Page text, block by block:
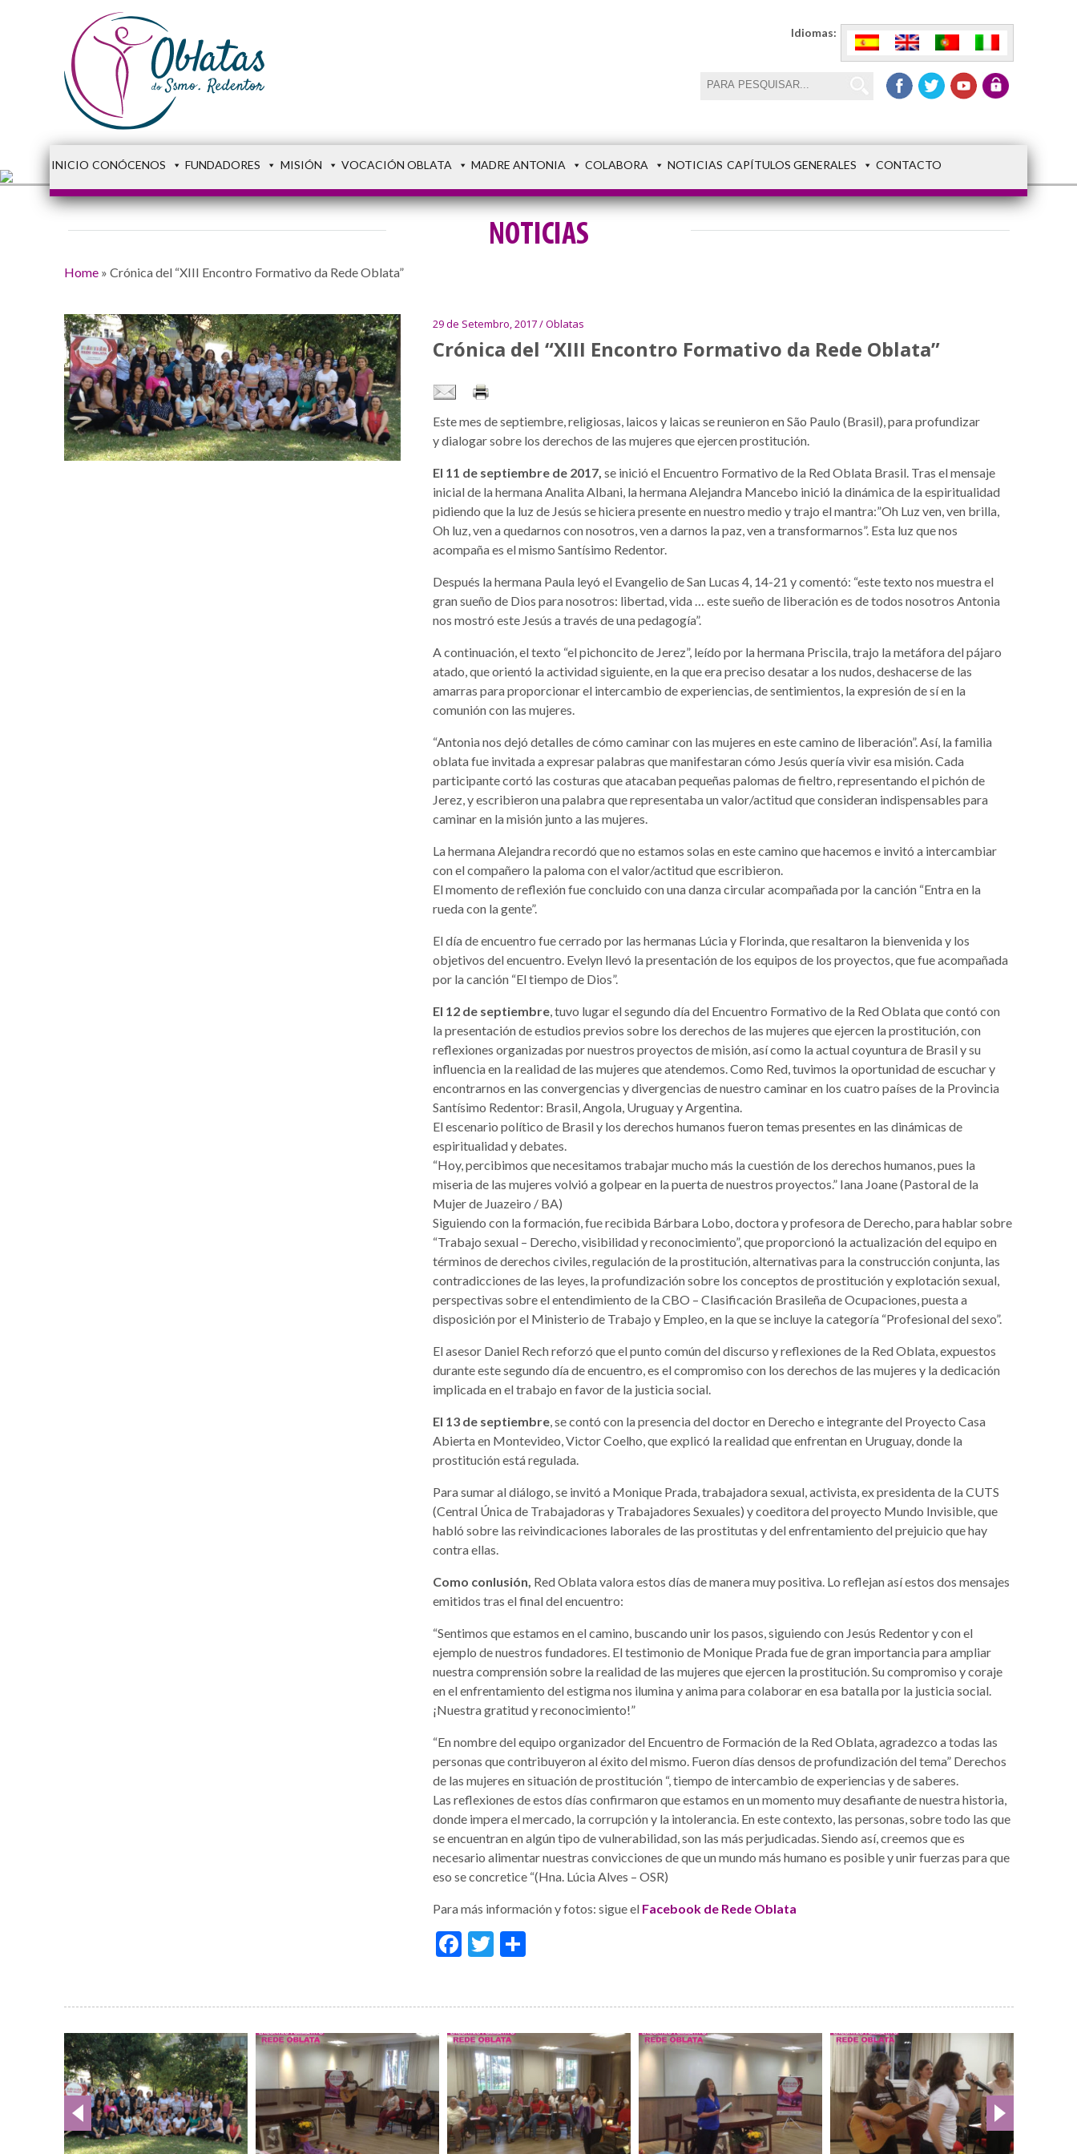
Idiomas:
INICIO CONÓCENOS FUNDADORES MISIÓN VOCACIÓN OBLATA MADRE ANTONIA COLABORA NOTICIAS CAPÍTULOS GENERALES CONTACTO
NOTICIAS
Home» Crónica del “XIII Encontro Formativo da Rede Oblata”
29 de Setembro, 2017 / Oblatas
Crónica del “XIII Encontro Formativo da Rede Oblata”
Este mes de septiembre, religiosas, laicos y laicas se reunieron en São Paulo (Brasil), para profundizar
y dialogar sobre los derechos de las mujeres que ejercen prostitución.
El 11 de septiembre de 2017, se inició el Encuentro Formativo de la Red Oblata Brasil. Tras el mensaje
inicial de la hermana Analita Albani, la hermana Alejandra Mancebo inició la dinámica de la espiritualidad
pidiendo que la luz de Jesús se hiciera presente en nuestro medio y trajo el mantra:”Oh Luz ven, ven brilla,
Oh luz, ven a quedarnos con nosotros, ven a darnos la paz, ven a transformarnos”. Esta luz que nos
acompaña es el mismo Santísimo Redentor.
Después la hermana Paula leyó el Evangelio de San Lucas 4, 14-21 y comentó: “este texto nos muestra el
gran sueño de Dios para nosotros: libertad, vida … este sueño de liberación es de todos nosotros Antonia
nos mostró este Jesús a través de una pedagogía”.
A continuación, el texto “el pichoncito de Jerez”, leído por la hermana Priscila, trajo la metáfora del pájaro
atado, que orientó la actividad siguiente, en la que era preciso desatar a los nudos, deshacerse de las
amarras para proporcionar el intercambio de experiencias, de sentimientos, la expresión de sí en la
comunión con las mujeres.
“Antonia nos dejó detalles de cómo caminar con las mujeres en este camino de liberación”. Así, la familia
oblata fue invitada a expresar palabras que manifestaran cómo Jesús quería vivir esa misión. Cada
participante cortó las costuras que atacaban pequeñas palomas de fieltro, representando el pichón de
Jerez, y escribieron una palabra que representaba un valor/actitud que consideran indispensables para
caminar en la misión junto a las mujeres.
La hermana Alejandra recordó que no estamos solas en este camino que hacemos e invitó a intercambiar
con el compañero la paloma con el valor/actitud que escribieron.
El momento de reflexión fue concluido con una danza circular acompañada por la canción “Entra en la
rueda con la gente”.
El día de encuentro fue cerrado por las hermanas Lúcia y Florinda, que resaltaron la bienvenida y los
objetivos del encuentro. Evelyn llevó la presentación de los equipos de los proyectos, que fue acompañada
por la canción “El tiempo de Dios”.
El 12 de septiembre, tuvo lugar el segundo día del Encuentro Formativo de la Red Oblata que contó con
la presentación de estudios previos sobre los derechos de las mujeres que ejercen la prostitución, con
reflexiones organizadas por nuestros proyectos de misión, así como la actual coyuntura de Brasil y su
influencia en la realidad de las mujeres que atendemos. Como Red, tuvimos la oportunidad de escuchar y
encontrarnos en las convergencias y divergencias de nuestro caminar en los cuatro países de la Provincia
Santísimo Redentor: Brasil, Angola, Uruguay y Argentina.
El escenario político de Brasil y los derechos humanos fueron temas presentes en las dinámicas de
espiritualidad y debates.
“Hoy, percibimos que necesitamos trabajar mucho más la cuestión de los derechos humanos, pues la
miseria de las mujeres volvió a golpear en la puerta de nuestros proyectos.” Iana Joane (Pastoral de la
Mujer de Juazeiro / BA)
Siguiendo con la formación, fue recibida Bárbara Lobo, doctora y profesora de Derecho, para hablar sobre
“Trabajo sexual – Derecho, visibilidad y reconocimiento”, que proporcionó la actualización del equipo en
términos de derechos civiles, regulación de la prostitución, alternativas para la construcción conjunta, las
contradicciones de las leyes, la profundización sobre los conceptos de prostitución y explotación sexual,
perspectivas sobre el entendimiento de la CBO – Clasificación Brasileña de Ocupaciones, puesta a
disposición por el Ministerio de Trabajo y Empleo, en la que se incluye la categoría “Profesional del sexo”.
El asesor Daniel Rech reforzó que el punto común del discurso y reflexiones de la Red Oblata, expuestos
durante este segundo día de encuentro, es el compromiso con los derechos de las mujeres y la dedicación
implicada en el trabajo en favor de la justicia social.
El 13 de septiembre, se contó con la presencia del doctor en Derecho e integrante del Proyecto Casa
Abierta en Montevideo, Victor Coelho, que explicó la realidad que enfrentan en Uruguay, donde la
prostitución está regulada.
Para sumar al diálogo, se invitó a Monique Prada, trabajadora sexual, activista, ex presidenta de la CUTS
(Central Única de Trabajadoras y Trabajadores Sexuales) y coeditora del proyecto Mundo Invisible, que
habló sobre las reivindicaciones laborales de las prostitutas y del enfrentamiento del prejuicio que hay
contra ellas.
Como conlusión, Red Oblata valora estos días de manera muy positiva. Lo reflejan así estos dos mensajes
emitidos tras el final del encuentro:
“Sentimos que estamos en el camino, buscando unir los pasos, siguiendo con Jesús Redentor y con el
ejemplo de nuestros fundadores. El testimonio de Monique Prada fue de gran importancia para ampliar
nuestra comprensión sobre la realidad de las mujeres que ejercen la prostitución. Su compromiso y coraje
en el enfrentamiento del estigma nos ilumina y anima para colaborar en esa batalla por la justicia social.
¡Nuestra gratitud y reconocimiento!”
“En nombre del equipo organizador del Encuentro de Formación de la Red Oblata, agradezco a todas las
personas que contribuyeron al éxito del mismo. Fueron días densos de profundización del tema” Derechos
de las mujeres en situación de prostitución “, tiempo de intercambio de experiencias y de saberes.
Las reflexiones de estos días confirmaron que estamos en un momento muy desafiante de nuestra historia,
donde impera el mercado, la corrupción y la intolerancia. En este contexto, las personas, sobre todo las que
se encuentran en algún tipo de vulnerabilidad, son las más perjudicadas. Siendo así, creemos que es
necesario alimentar nuestras convicciones de que un mundo más humano es posible y unir fuerzas para que
eso se concretice “(Hna. Lúcia Alves – OSR)
Para más información y fotos: sigue el Facebook de Rede Oblata
Facebook
Twitter
Share
de
imágenes